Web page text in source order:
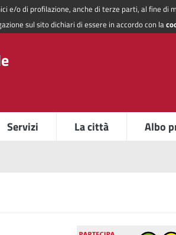
e/o di profilazione, anche di terze parti, al fine di
sul sito dichiari di essere in accordo con la
Servizi La città Albo